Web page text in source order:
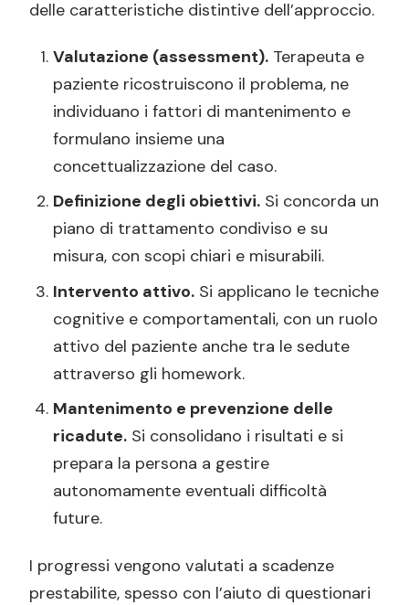
delle caratteristiche distintive dell’approccio.
Valutazione (assessment).Terapeuta e
paziente ricostruiscono il problema, ne
individuano i fattori di mantenimento e
formulano insieme una
concettualizzazione del caso.
Definizione degli obiettivi.Si concorda un
piano di trattamento condiviso e su
misura, con scopi chiari e misurabili.
Intervento attivo.Si applicano le tecniche
cognitive e comportamentali, con un ruolo
attivo del paziente anche tra le sedute
attraverso gli homework.
Mantenimento e prevenzione delle
ricadute.Si consolidano i risultati e si
prepara la persona a gestire
autonomamente eventuali difficoltà
future.
I progressi vengono valutati a scadenze
prestabilite, spesso con l’aiuto di questionari